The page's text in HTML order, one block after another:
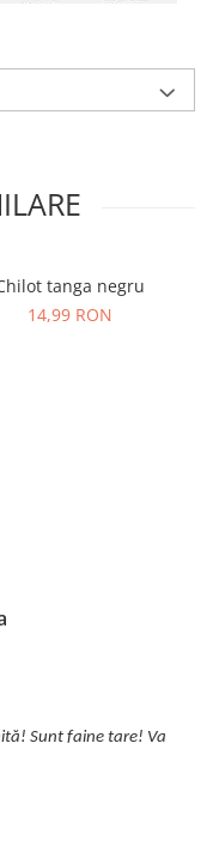
tanga negru
14,99 RON
Sunt faine tare! Va